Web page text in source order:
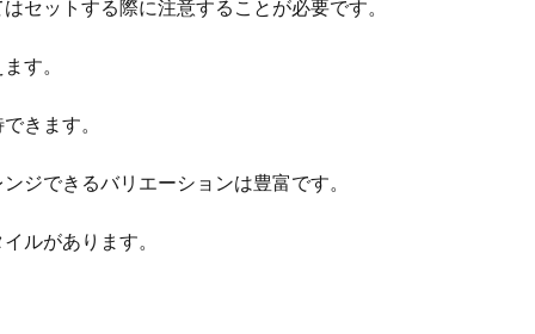
セットする際に注意することが必要です。
す。
きます。
ジできるバリエーションは豊富です。
ルがあります。